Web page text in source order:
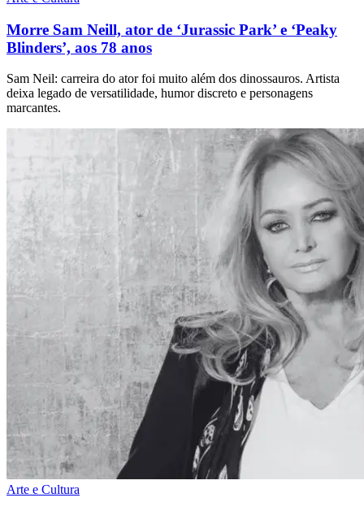
Morre Sam Neill, ator de ‘Jurassic Park’ e ‘Peaky
Blinders’, aos 78 anos
Sam Neil: carreira do ator foi muito além dos dinossauros. Artista
deixa legado de versatilidade, humor discreto e personagens
marcantes.
Arte e Cultura